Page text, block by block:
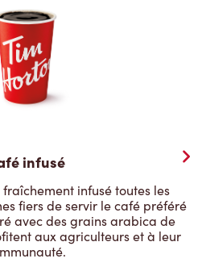
infusé
infusé toutes les
fiers de servir le café préféré
avec des grains arabica de
aux agriculteurs et à leur